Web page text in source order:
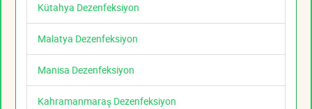
Kütahya Dezenfeksiyon
Malatya Dezenfeksiyon
Manisa Dezenfeksiyon
Kahramanmaraş Dezenfeksiyon